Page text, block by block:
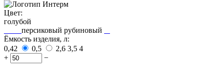
Цвет:
голубой
персиковый рубиновый
Ёмкость изделия, л:
0,42
0,5 2,6 3,5 4
+
−